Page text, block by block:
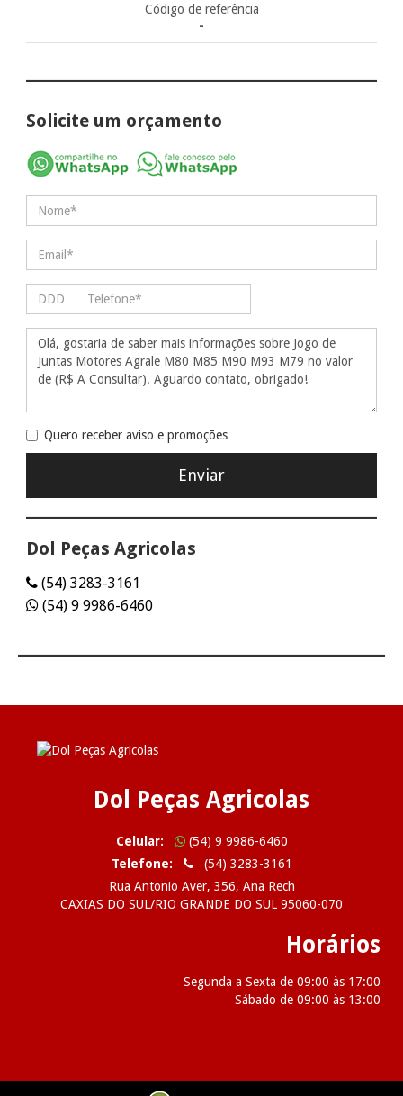
Código de referência
-
Solicite um orçamento
Quero receber aviso e promoções
Dol Peças Agricolas
(54) 3283-3161
(54) 9 9986-6460
Dol Peças Agricolas
Celular:
(54) 9 9986-6460
Telefone:
(54) 3283-3161
Rua Antonio Aver, 356, Ana Rech
CAXIAS DO SUL/RIO GRANDE DO SUL 95060-070
Horários
Segunda a Sexta de 09:00 às 17:00
Sábado de 09:00 às 13:00